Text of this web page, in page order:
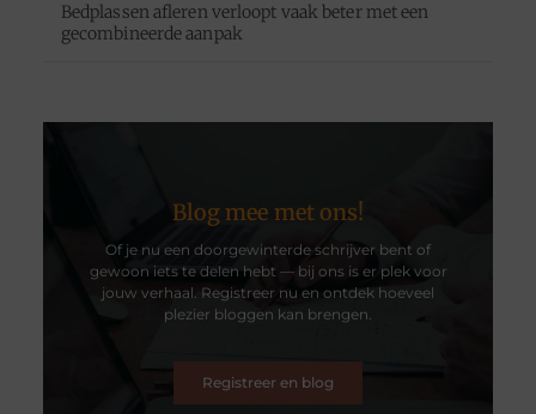
Bedplassen afleren verloopt vaak beter met een
gecombineerde aanpak
Blog mee met ons!
Of je nu een doorgewinterde schrijver bent of
gewoon iets te delen hebt — bij ons is er plek voor
jouw verhaal. Registreer nu en ontdek hoeveel
plezier bloggen kan brengen.
Registreer en blog